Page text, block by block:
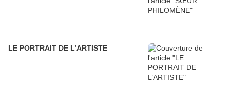
LE PORTRAIT DE L’ARTISTE